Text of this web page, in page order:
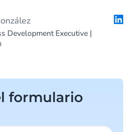
Development Executive |
formulario